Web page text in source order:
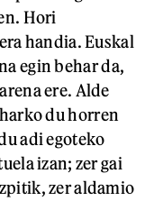
Hori
handia. Euskal
egin behar da,
ere. Alde
du horren
adi egoteko
izan; zer gai
zer aldamio